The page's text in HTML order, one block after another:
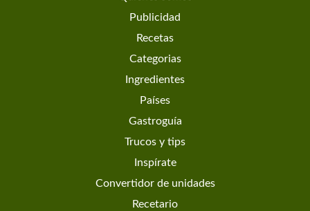
Publicidad
Recetas
Categorias
Ingredientes
Países
Gastroguía
Trucos y tips
Inspírate
Convertidor de unidades
Recetario